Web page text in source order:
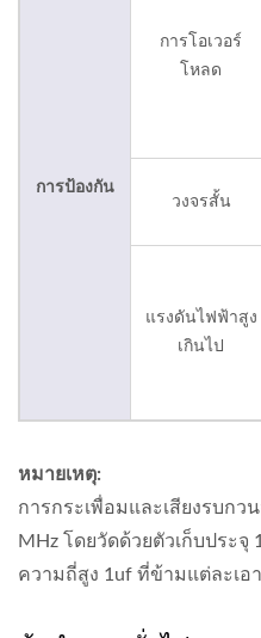
การป้องกัน
การโอเวอร์
โหลด
วงจรสั้น
แรงดันไฟฟ้าสูง
เกินไป
หมายเหตุ:
การกระเพื่อมและเสียงรบก
MHz โดยวัดด้วยตัวเก็บประ
ความถี่สูง 1uf ที่ข้ามแต่ละเอ